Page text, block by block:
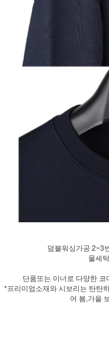
덤블워싱가공 2~3
물세
단품또는 이너로 다양한
*프리미엄소재와 시보리는 탄탄
어 봄,가을